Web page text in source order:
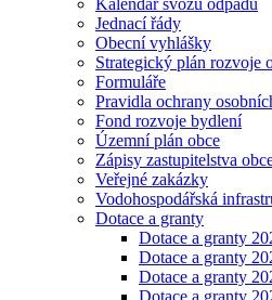
Kalendář svozů odpadů
Jednací řády
Obecní vyhlášky
Strategický plán rozvoje
Formuláře
Pravidla ochrany
Fond rozvoje bydlení
Územní plán obce
Zápisy zastupitelstva
Veřejné zakázky
Vodohospodářská
Dotace a granty
Dotace a granty
Dotace a granty
Dotace a granty
Dotace a granty